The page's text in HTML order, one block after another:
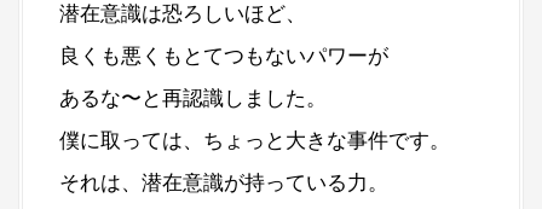
潜在意識は恐ろしいほど、
良くも悪くもとてつもないパワーが
あるな〜と再認識しました。
僕に取っては、ちょっと大きな事件です。
それは、潜在意識が持っている力。